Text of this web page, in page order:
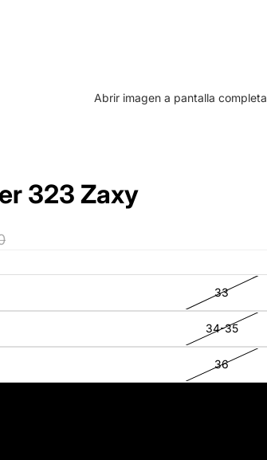
Abrir imagen a pantalla completa
323 Zaxy
33
34-35
36